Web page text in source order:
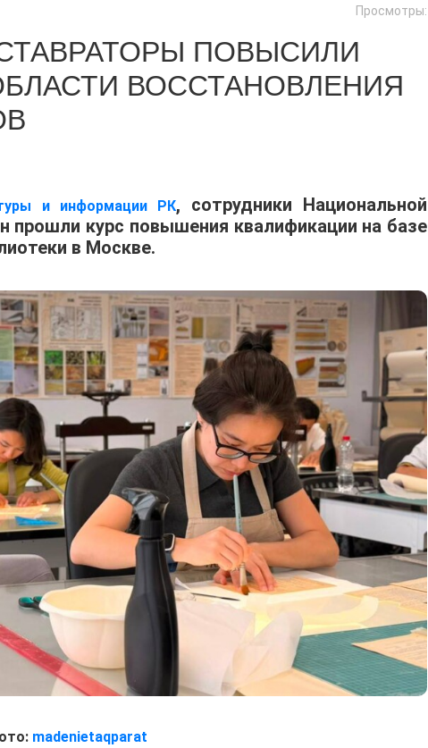
Просмотры:
ПОВЫСИЛИ
ВОССТАНОВЛЕНИЯ
и информации РК, сотрудники Национальной
прошли курс повышения квалификации на базе
в Москве.
madenietaqparat